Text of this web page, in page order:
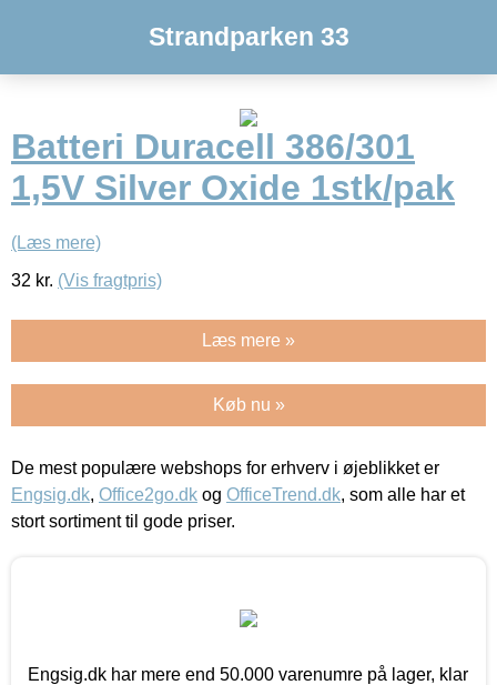
Strandparken 33
Batteri Duracell 386/301
1,5V Silver Oxide 1stk/pak
(Læs mere)
32 kr. (Vis fragtpris)
Læs mere »
Køb nu »
De mest populære webshops for erhverv i øjeblikket er
Engsig.dk, Office2go.dk og OfficeTrend.dk, som alle har et
stort sortiment til gode priser.
Engsig.dk har mere end 50.000 varenumre på lager, klar